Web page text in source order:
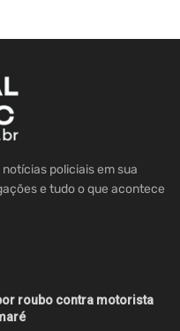
policiais em sua
e tudo o que acontece
roubo contra motorista